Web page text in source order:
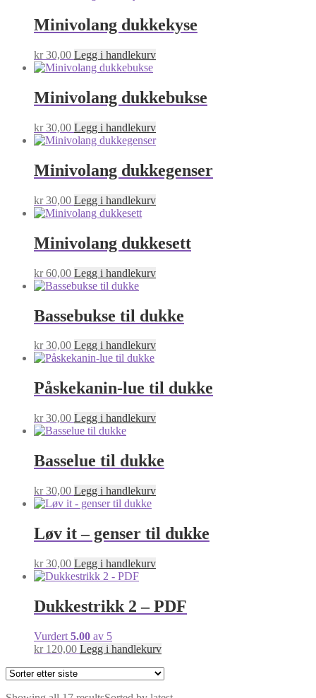
Minivolang dukkekyse
kr30,00 Legg i handlekurv
Minivolang dukkebukse
kr30,00 Legg i handlekurv
Minivolang dukkegenser
kr30,00 Legg i handlekurv
Minivolang dukkesett
kr60,00 Legg i handlekurv
Bassebukse til dukke
kr30,00 Legg i handlekurv
Påskekanin-lue til dukke
kr30,00 Legg i handlekurv
Basselue til dukke
kr30,00 Legg i handlekurv
Løv it – genser til dukke
kr30,00 Legg i handlekurv
Dukkestrikk 2 – PDF
Vurdert 5.00 av 5
kr120,00 Legg i handlekurv